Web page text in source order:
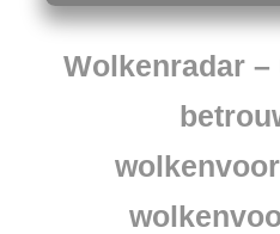
Wolkenradar –